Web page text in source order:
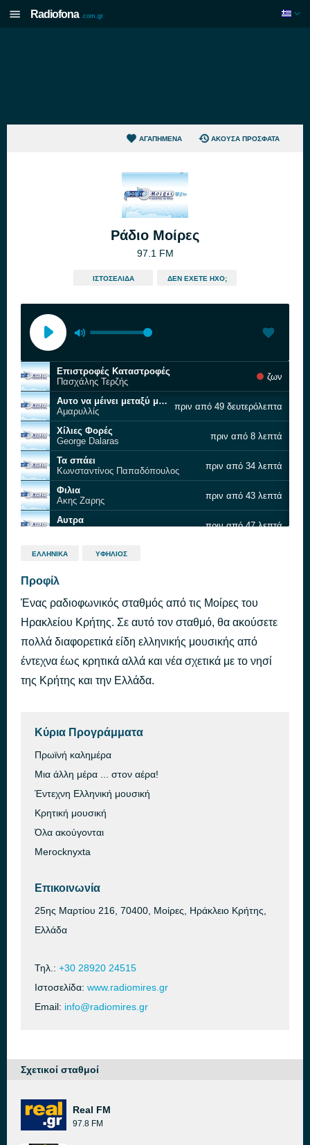
Radiofona .com.gr
ΑΓΑΠΗΜΈΝΑ ΆΚΟΥΣΑ ΠΡΌΣΦΑΤΑ
Ράδιο Μοίρες
97.1 FM
ΙΣΤΟΣΕΛΊΔΑ ΔΕΝ ΈΧΕΤΕ ΉΧΟ;
Επιστροφές Καταστροφές
Πασχάλης Τερζής
ζων
Αυτο να μέινει μεταξύ μας
Αμαρυλλίς
πριν από 49 δευτερόλεπτα
Χίλιες Φορές
George Dalaras
πριν από 8 λεπτά
Τα σπάει
Κωνσταντίνος Παπαδόπουλος
πριν από 34 λεπτά
Φιλια
Ακης Ζαρης
πριν από 43 λεπτά
Αυτρα
πριν από 47 λεπτά
Έλα
Θυμάμαι
Άργησες
Αγγελική Ηλιάδη
Πρόσεχε Καλά
Νίκος Βέρτης
πριν από 1 ώρα
ΕΛΛΗΝΙΚΆ ΥΦΉΛΙΟΣ
Προφίλ
Ένας ραδιοφωνικός σταθμός από τις Μοίρες του
Ηρακλείου Κρήτης. Σε αυτό τον σταθμό, θα ακούσετε
πολλά διαφορετικά είδη ελληνικής μουσικής από
έντεχνα έως κρητικά αλλά και νέα σχετικά με το νησί
της Κρήτης και την Ελλάδα.
Κύρια Προγράμματα
Πρωϊνή καλημέρα
Μια άλλη μέρα ... στον αέρα!
Έντεχνη Ελληνική μουσική
Κρητική μουσική
Όλα ακούγονται
Merocknyxta
Επικοινωνία
25ης Μαρτίου 216, 70400, Μοίρες, Ηράκλειο Κρήτης,
Ελλάδα
Τηλ.: +30 28920 24515
Ιστοσελίδα: www.radiomires.gr
Email: info@radiomires.gr
Σχετικοί σταθμοί
Real FM
97.8 FM